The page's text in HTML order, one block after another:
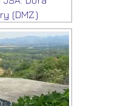
(DMZ)